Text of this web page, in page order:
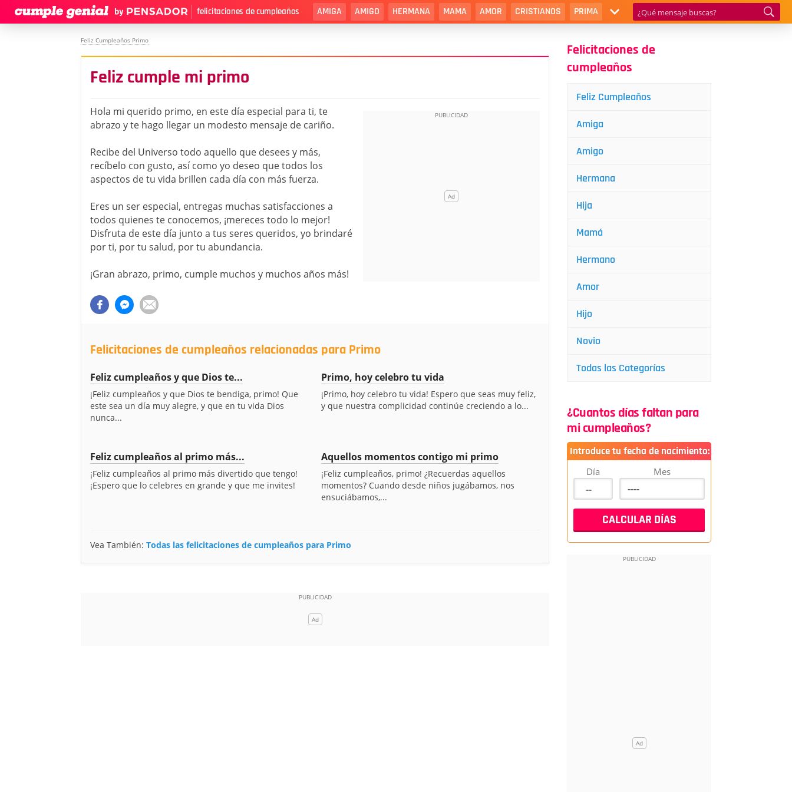
felicitaciones de cumpleaños AMIGA AMIGO HERMANA MAMA AMOR CRISTIANOS PRIMA
Feliz Cumpleaños Primo
Feliz cumple mi primo
Hola mi querido primo, en este día especial para ti, te
abrazo y te hago llegar un modesto mensaje de cariño.
Recibe del Universo todo aquello que desees y más,
recíbelo con gusto, así como yo deseo que todos los
aspectos de tu vida brillen cada día con más fuerza.
Eres un ser especial, entregas muchas satisfacciones a
todos quienes te conocemos, ¡mereces todo lo mejor!
Disfruta de este día junto a tus seres queridos, yo brindaré
por ti, por tu salud, por tu abundancia.
¡Gran abrazo, primo, cumple muchos y muchos años más!
Felicitaciones de cumpleaños relacionadas para Primo
Feliz cumpleaños y que Dios te...
¡Feliz cumpleaños y que Dios te bendiga, primo! Que
este sea un día muy alegre, y que en tu vida Dios
nunca...
Primo, hoy celebro tu vida
¡Primo, hoy celebro tu vida! Espero que seas muy feliz,
y que nuestra complicidad continúe creciendo a lo...
Feliz cumpleaños al primo más...
¡Feliz cumpleaños al primo más divertido que tengo!
¡Espero que lo celebres en grande y que me invites!
Aquellos momentos contigo mi primo
¡Feliz cumpleaños, primo! ¿Recuerdas aquellos
momentos? Cuando desde niños jugábamos, nos
ensuciábamos,...
Vea También: Todas las felicitaciones de cumpleaños para Primo
Felicitaciones de
cumpleaños
Feliz Cumpleaños
Amiga
Amigo
Hermana
Hija
Mamá
Hermano
Amor
Hijo
Novio
Todas las Categorías
¿Cuantos días faltan para
mi cumpleaños?
Introduce tu fecha de nacimiento:
Día Mes